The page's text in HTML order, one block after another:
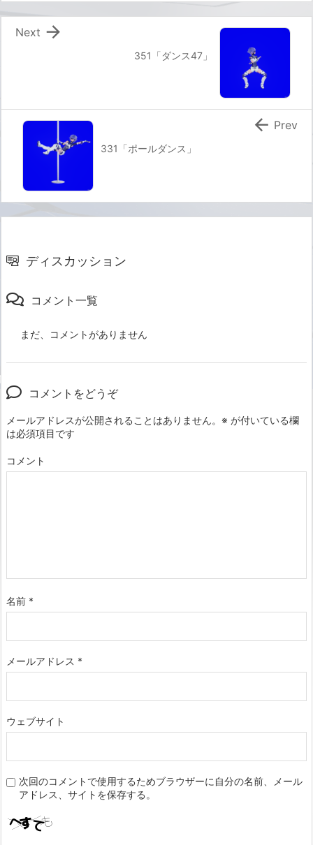
351「ダンス47」

Next
331「ポールダンス」
 Prev
ディスカッション
コメント一覧
まだ、コメントがありません
コメントをどうぞ
メールアドレスが公開されることはありません。 ※ が付いている欄
は必須項目です
コメント
名前 *
メールアドレス *
ウェブサイト
次回のコメントで使用するためブラウザーに自分の名前、メール
アドレス、サイトを保存する。